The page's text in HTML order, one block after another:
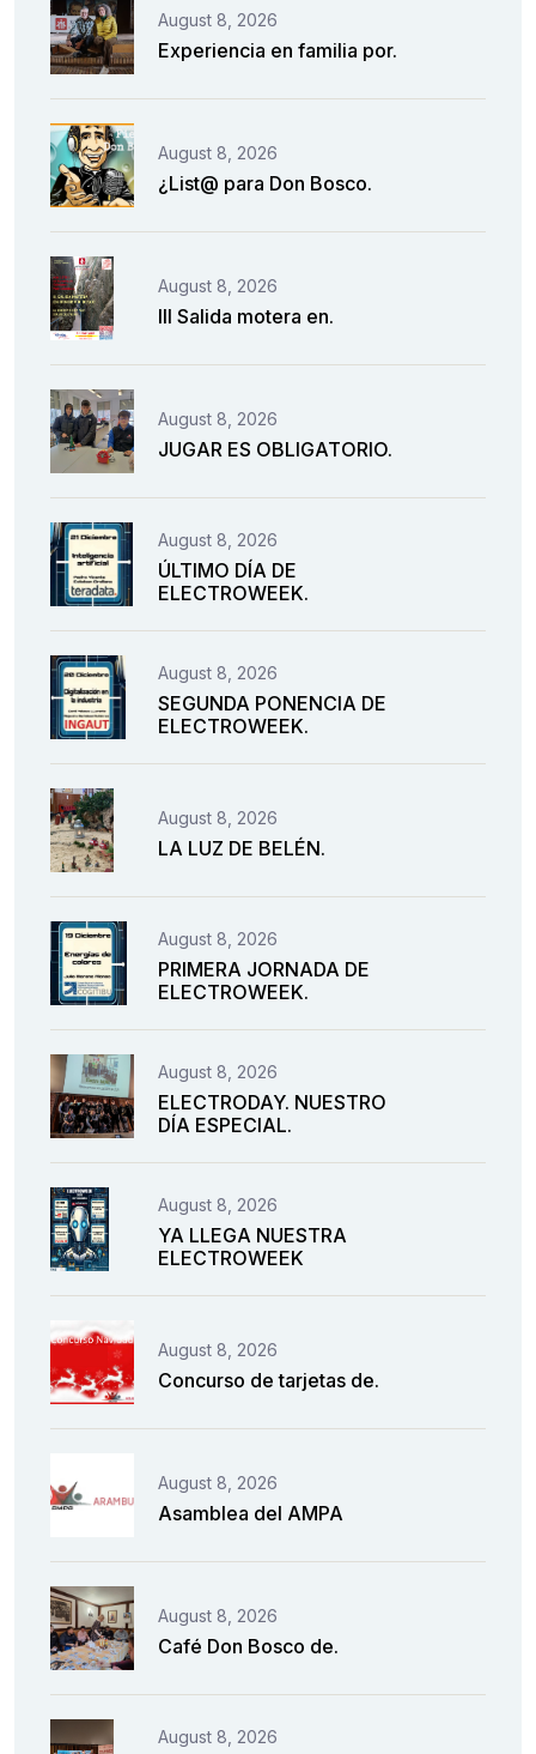
August 8, 2026
Experiencia en familia por.
August 8, 2026
¿List@ para Don Bosco.
August 8, 2026
III Salida motera en.
August 8, 2026
JUGAR ES OBLIGATORIO.
August 8, 2026
ÚLTIMO DÍA DE
ELECTROWEEK.
August 8, 2026
SEGUNDA PONENCIA DE
ELECTROWEEK.
August 8, 2026
LA LUZ DE BELÉN.
August 8, 2026
PRIMERA JORNADA DE
ELECTROWEEK.
August 8, 2026
ELECTRODAY. NUESTRO
DÍA ESPECIAL.
August 8, 2026
YA LLEGA NUESTRA
ELECTROWEEK
August 8, 2026
Concurso de tarjetas de.
August 8, 2026
Asamblea del AMPA
August 8, 2026
Café Don Bosco de.
August 8, 2026